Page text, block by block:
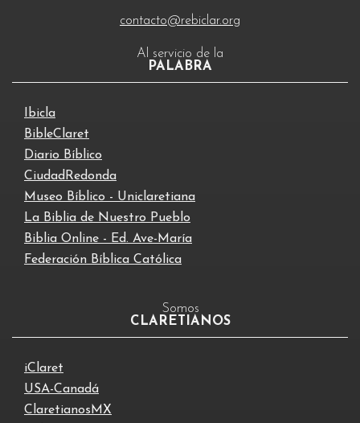
contacto@rebiclar.org
Al servicio de la
PALABRA
Ibicla
BibleClaret
Diario Bíblico
CiudadRedonda
Museo Bíblico - Uniclaretiana
La Biblia de Nuestro Pueblo
Biblia Online - Ed. Ave-María
Federación Bíblica Católica
Somos
CLARETIANOS
iClaret
USA-Canadá
ClaretianosMX